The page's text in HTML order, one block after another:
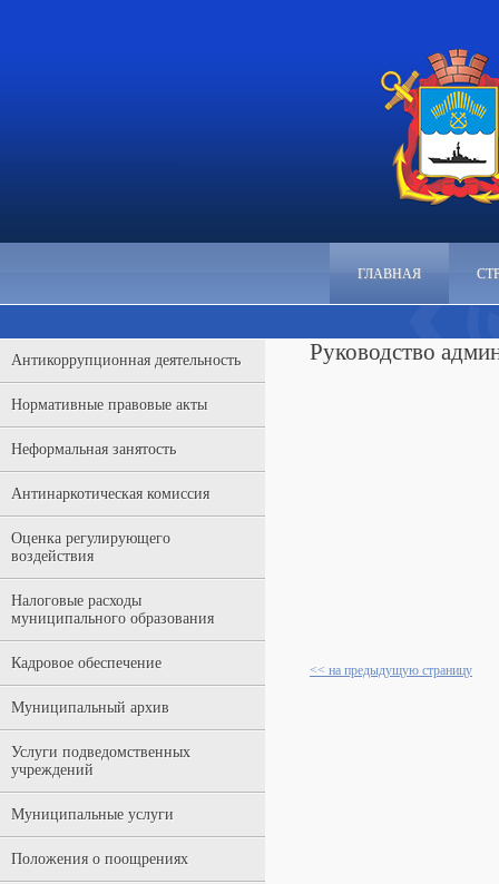
ГЛАВНАЯ
Антикоррупционная деятельность
Нормативные правовые акты
Неформальная занятость
Антинаркотическая комиссия
Оценка регулирующего
воздействия
Налоговые расходы
муниципального образования
Кадровое обеспечение
Муниципальный архив
Услуги подведомственных
учреждений
Муниципальные услуги
Положения о поощрениях
Руководство
<< на предыдущую страницу